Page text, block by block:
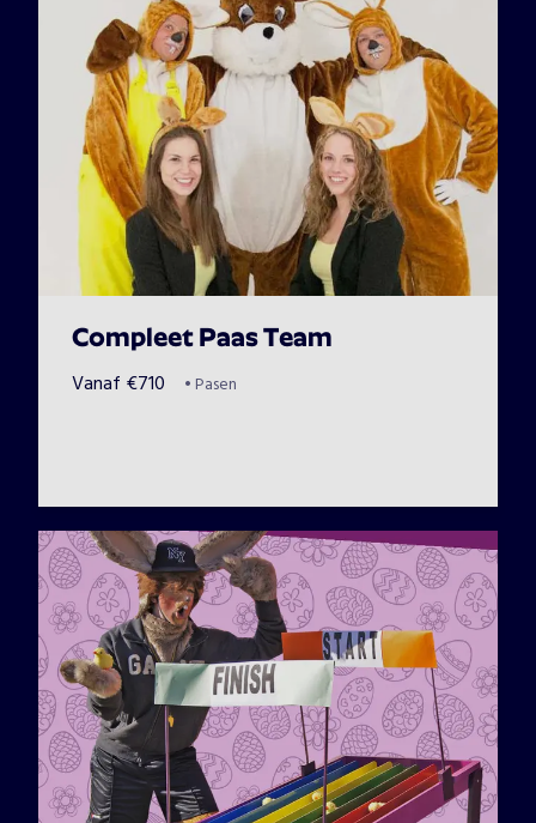
Compleet Paas Team
Vanaf €710 • Pasen